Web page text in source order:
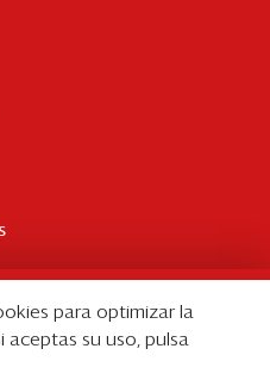
para optimizar la
aceptas su uso, pulsa